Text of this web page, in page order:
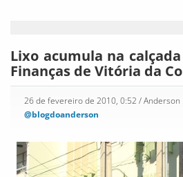
Lixo acumula na
Finanças de Vitória da
26 de fevereiro de 2010, 0:52 / Anderson
@blogdoanderson